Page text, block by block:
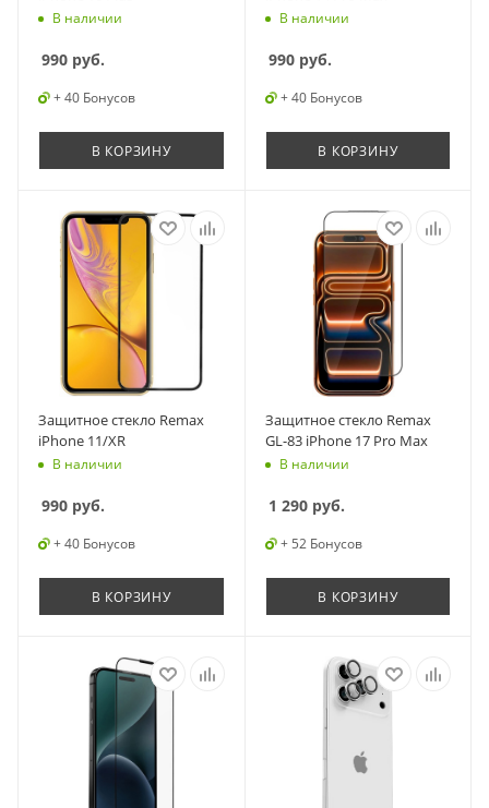
В наличии
990 руб.
+ 40 Бонусов
В КОРЗИНУ
В наличии
990руб.
+ 40 Бонусов
В КОРЗИНУ
Защитное стекло Remax
iPhone 11/XR
В наличии
990 руб.
+ 40 Бонусов
В КОРЗИНУ
Защитное стекло Remax
GL-83 iPhone 17 Pro Max
В наличии
1 290руб.
+ 52 Бонусов
В КОРЗИНУ